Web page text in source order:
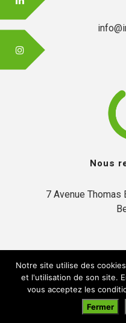
Nous
7 Avenue
© 2019 Inytium | Créé par:A2Com
En navigant sur ce site, vous
Notre site utilise des
et l'utilisation de son site.
vous acceptez les
Fermer